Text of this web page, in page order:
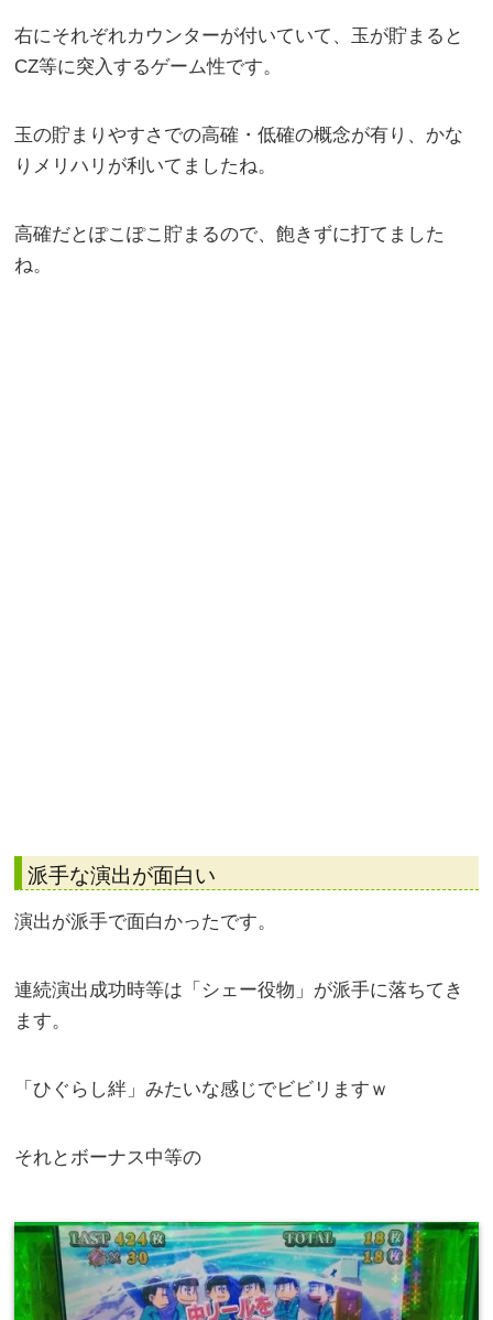
右にそれぞれカウンターが付いていて、玉が貯まると
CZ等に突入するゲーム性です。
玉の貯まりやすさでの高確・低確の概念が有り、かな
りメリハリが利いてましたね。
高確だとぽこぽこ貯まるので、飽きずに打てました
ね。
派手な演出が面白い
演出が派手で面白かったです。
連続演出成功時等は「シェー役物」が派手に落ちてき
ます。
「ひぐらし絆」みたいな感じでビビリますｗ
それとボーナス中等の